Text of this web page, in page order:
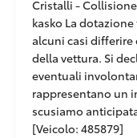
Cristalli -
kasko La
alcuni casi
della vettura. Si
eventuali
rappresentano un
scusiamo
[Veicolo: 485879]